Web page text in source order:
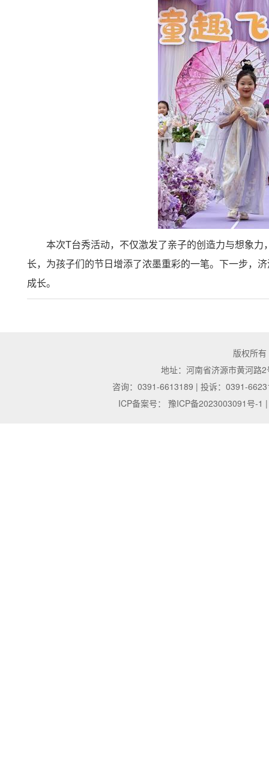
本次T台秀活动，不仅激发了亲子的创造力与想象
长，为孩子们的节日增添了浓墨重彩的一笔。下一步，
成长。
版权所
地址：河南省济源市黄河路
咨询：0391-6613189 | 投诉：0391-
ICP备案号：
豫ICP备2023003091号-1